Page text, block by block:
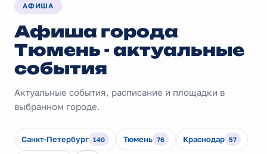
АФИША
Афиша города
Тюмень - актуальные
события
Актуальные события, расписание и площадки в
выбранном городе.
Санкт-Петербург 140 Тюмень 76 Краснодар 57